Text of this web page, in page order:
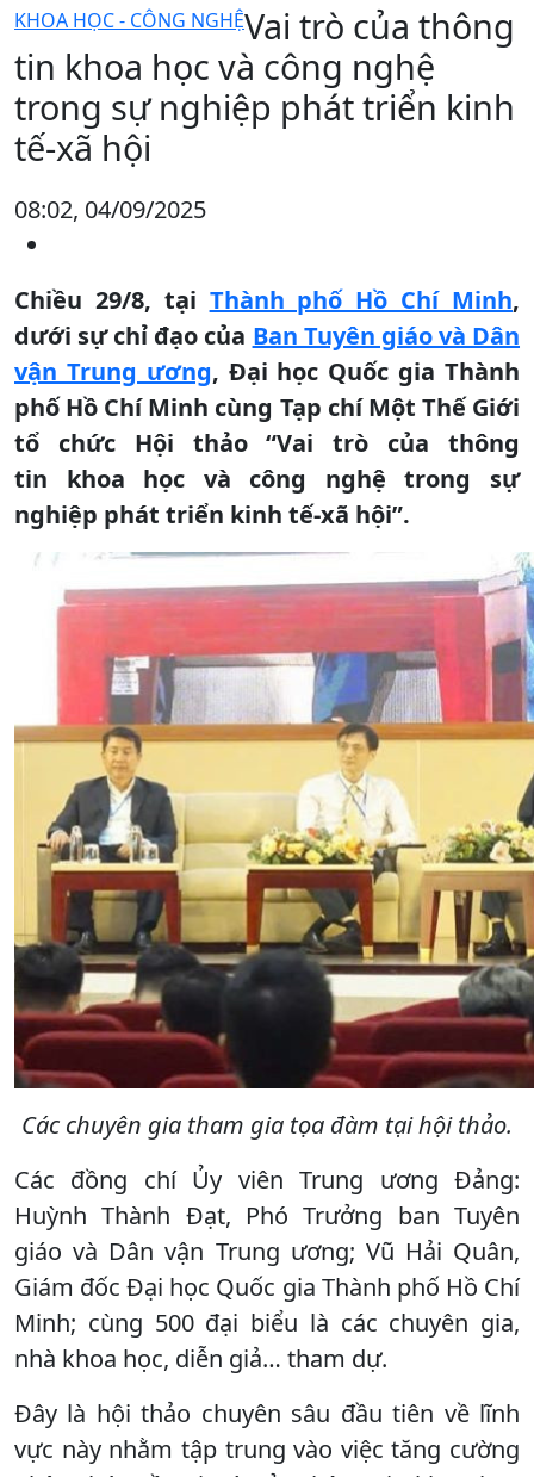
KHOA HỌC - CÔNG NGHỆVai trò của thông
tin khoa học và công nghệ
trong sự nghiệp phát triển kinh
tế-xã hội
08:02, 04/09/2025
Chiều 29/8, tại Thành phố Hồ Chí Minh,
dưới sự chỉ đạo của Ban Tuyên giáo và Dân
vận Trung ương, Đại học Quốc gia Thành
phố Hồ Chí Minh cùng Tạp chí Một Thế Giới
tổ chức Hội thảo “Vai trò của thông
tin khoa học và công nghệ trong sự
nghiệp phát triển kinh tế-xã hội”.
Các chuyên gia tham gia tọa đàm tại hội thảo.
Các đồng chí Ủy viên Trung ương Đảng:
Huỳnh Thành Đạt, Phó Trưởng ban Tuyên
giáo và Dân vận Trung ương; Vũ Hải Quân,
Giám đốc Đại học Quốc gia Thành phố Hồ Chí
Minh; cùng 500 đại biểu là các chuyên gia,
nhà khoa học, diễn giả… tham dự.
Đây là hội thảo chuyên sâu đầu tiên về lĩnh
vực này nhằm tập trung vào việc tăng cường